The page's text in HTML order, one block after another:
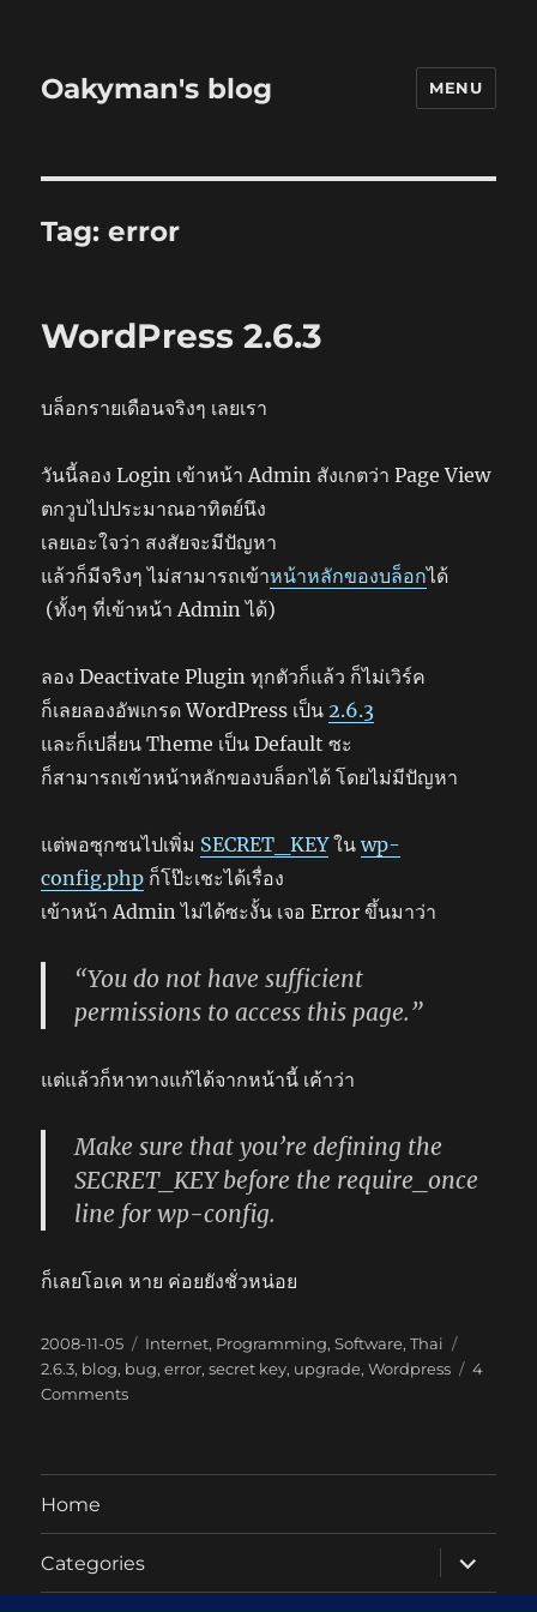
Oakyman's blog MENU
Tag:error
WordPress 2.6.3
บล็อกรายเดือนจริงๆ เลยเรา
วันนี้ลอง Login เข้าหน้า Admin สังเกตว่า Page View
ตกวูบไปประมาณอาทิตย์นึง
เลยเอะใจว่า สงสัยจะมีปัญหา
แล้วก็มีจริงๆ ไม่สามารถเข้าหน้าหลักของบล็อกได้
(ทั้งๆ ที่เข้าหน้า Admin ได้)
ลอง Deactivate Plugin ทุกตัวก็แล้ว ก็ไม่เวิร์ค
ก็เลยลองอัพเกรด WordPress เป็น2.6.3
และก็เปลี่ยน Theme เป็น Default ซะ
ก็สามารถเข้าหน้าหลักของบล็อกได้ โดยไม่มีปัญหา
แต่พอซุกซนไปเพิ่ม SECRET_KEYในwp-
config.php ก็โป๊ะเชะได้เรื่อง
เข้าหน้า Admin ไม่ได้ซะงั้น เจอ Error ขึ้นมาว่า
“You do not have sufficient
permissions to access this page.”
แต่แล้วก็หาทางแก้ได้จากหน้านี้ เค้าว่า
Make sure that you’re defining the
SECRET_KEY before the require_once
line for wp-config.
ก็เลยโอเค หาย ค่อยยังชั่วหน่อย
Posted
on
2008-11-05 Categories
Internet, Programming,Software,Thai
2.6.3, blog, bug,error,secret key, upgrade,Wordpress
4
Commentson
Home
Categories
expand
child
menu